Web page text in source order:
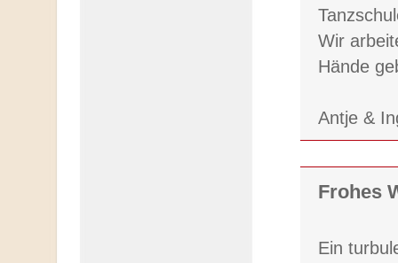
Wir
Hände
Antje &
Frohes
Ein